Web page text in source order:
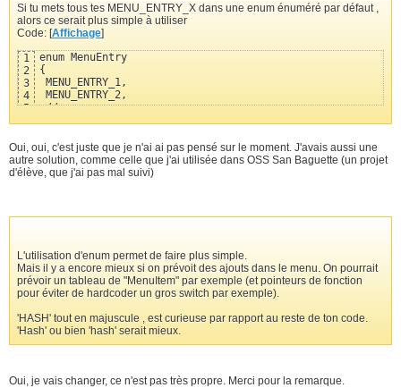
26
27
28
30
        }
return(s - src - 1);        /* count does not
18
19
20
21
  }
  return destLen;
}
Si tu mets tous tes MENU_ENTRY_X dans une enum énuméré par défaut ,
alors ce serait plus simple à utiliser
Code: [Affichage]
1
2
3
4
5
6
8
9
enum MenuEntry
{
MENU_ENTRY_1,
MENU_ENTRY_2,
//...
//MENU_ENTRY_NB correspondra au nombre de
Oui, oui, c'est juste que je n'ai ai pas pensé sur le moment. J'avais aussi une
autre solution, comme celle que j'ai utilisée dans OSS San Baguette (un projet
d'élève, que j'ai pas mal suivi)
L'utilisation d'enum permet de faire plus simple.
Mais il y a encore mieux si on prévoit des ajouts dans le menu. On pourrait
prévoir un tableau de "MenuItem" par exemple (et pointeurs de fonction
pour éviter de hardcoder un gros switch par exemple).
'HASH' tout en majuscule , est curieuse par rapport au reste de ton code.
'Hash' ou bien 'hash' serait mieux.
Oui, je vais changer, ce n'est pas très propre. Merci pour la remarque.